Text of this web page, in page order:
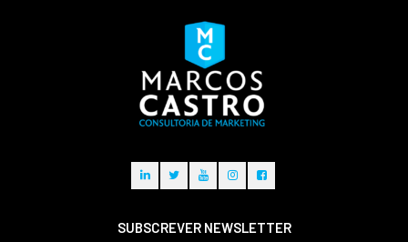
SUBSCREVER NEWSLETTER